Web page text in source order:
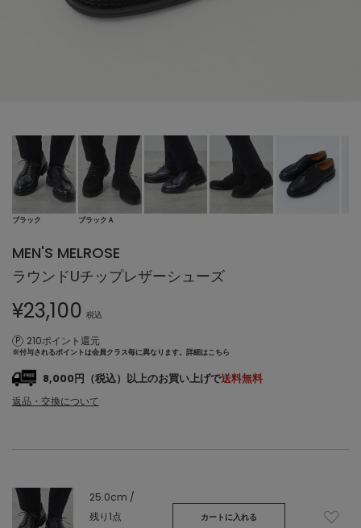
ブラック ブラックＡ
MEN'S MELROSE
ラウンドUチップレザーシューズ
¥23,100 税込
210ポイント還元
※付与されるポイントは会員クラス毎に異なります。 詳細はこちら
8,000円（税込）以上のお買い上げで送料無料
返品・交換について
25.0cm /
残り1点
カートに入れる